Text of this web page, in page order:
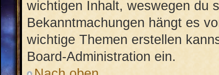
wichtigen Inhalt, weswegen du
Bekanntmachungen hängt es
wichtige Themen erstellen
Board-Administration ein.